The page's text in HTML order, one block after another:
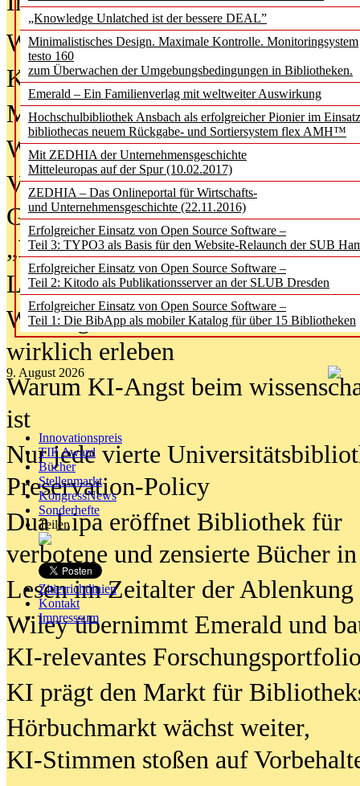
„Knowledge Unlatched ist der bessere DEAL”
Minimalistisches Design. Maximale Kontrolle. Monitoringsystem
testo 160
zum Überwachen der Umgebungsbedingungen in Bibliotheken.
Emerald – Ein Familienverlag mit weltweiter Auswirkung
Hochschulbibliothek Ansbach als erfolgreicher Pionier im
bibliothecas neuem Rückgabe- und Sortiersystem flex AMH™
Mit ZEDHIA der Unternehmensgeschichte
Mitteleuropas auf der Spur (10.02.2017)
ZEDHIA – Das Onlineportal für Wirtschafts-
und Unternehmensgeschichte (22.11.2016)
Erfolgreicher Einsatz von Open Source Software –
Teil 3: TYPO3 als Basis für den Website-Relaunch der SUB
Erfolgreicher Einsatz von Open Source Software –
Teil 2: Kitodo als Publikationsserver an der SLUB Dresden
Erfolgreicher Einsatz von Open Source Software –
Teil 1: Die BibApp als mobiler Katalog für über 15 Bibliotheken
9. August 2026
Innovationspreis
TIP Award
Bücher
Stellenmarkt
KongressNews
Sonderhefte
Teilen
Zitierrichtlinien
Kontakt
Impresssum
Was Hochschul­bibliotheken von
Kinder in der digitalen Welt
Metadaten als Infrastruktur
Wenn Bots katalogisieren
Von Abschlusskleidern bis
Geisterjagd-Ausrüstung in der
„Library of Things“ unterwegs
Lesen als Infrastrukturaufgabe
Wie Jugendliche Social Media
wirklich erleben
Warum KI-Angst beim
ist
Nur jede vierte
Preservation-Policy
Dua Lipa eröffnet Bibliothek für
verbotene und zensierte Bücher
Lesen im Zeitalter der Ablenkung
Wiley übernimmt Emerald und
KI-relevantes
KI prägt den Markt für
Hörbuchmarkt wächst weiter,
KI-Stimmen stoßen auf